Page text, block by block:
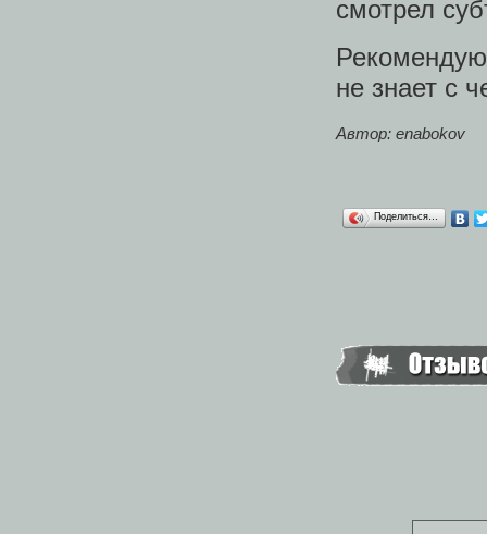
смотрел
Рекомендую
не знает с
Автор: enabokov
Поделиться…